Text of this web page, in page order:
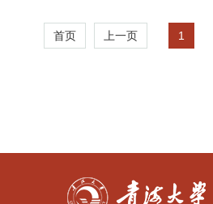
首页 上一页 1